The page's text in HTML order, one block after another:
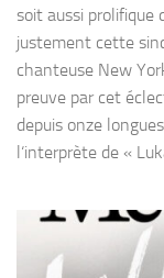
soit aussi prolifique
justement cette
chanteuse New
preuve par cet
depuis onze
l‘interprète de «